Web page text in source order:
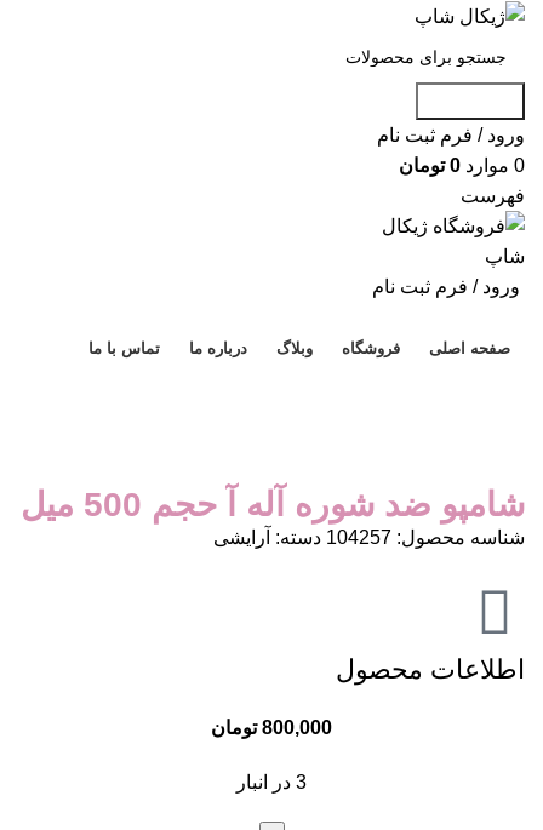
ورود / فرم ثبت نام
0 موارد 0 تومان
فهرست
ورود / فرم ثبت نام
صفحه اصلی فروشگاه وبلاگ درباره ما تماس با ما
شامپو ضد شوره آله آ حجم 500 میل
شناسه محصول: 104257 دسته: آرایشی
اطلاعات محصول
800,000 تومان
3 در انبار